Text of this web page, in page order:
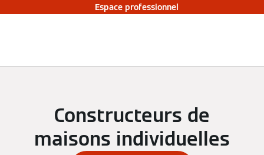
Espace professionnel
Constructeurs de
maisons individuelles